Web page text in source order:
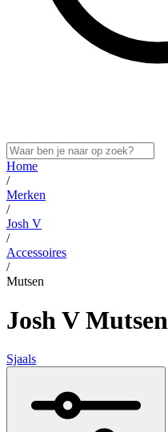
Home
/
Merken
/
Josh V
/
Accessoires
/
Mutsen
Josh V Mutsen
Sjaals